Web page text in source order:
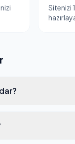
Sitenizi